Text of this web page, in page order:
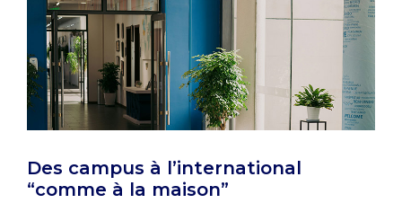
Des campus à l’international
“comme à la maison”